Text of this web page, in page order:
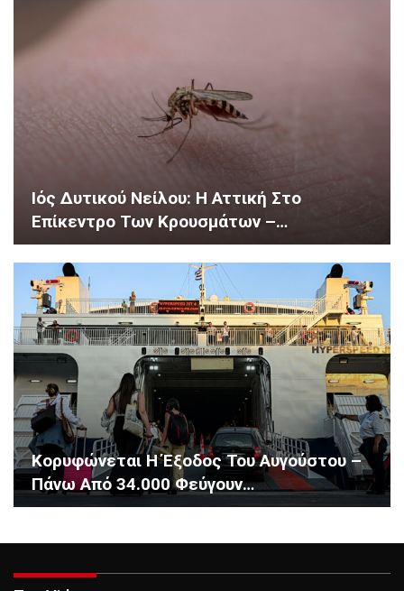
Ιός Δυτικού Νείλου: Η Αττική Στο
Επίκεντρο Των Κρουσμάτων –…
Κορυφώνεται Η Έξοδος Του Αυγούστου –
Πάνω Από 34.000 Φεύγουν…